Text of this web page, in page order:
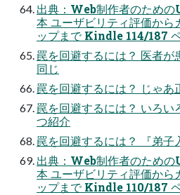
出典：Web制作者のため
本 ユーザビリティ評価から
ップまで Kindle 114/187
罠を回避するには？ 医者が
同じ
罠を回避するには？ じゃあ
罠を回避するには？ いろい
つ紹介
罠を回避するには？ 『弟子
出典：Web制作者のため
本 ユーザビリティ評価から
ップまで Kindle 110/187